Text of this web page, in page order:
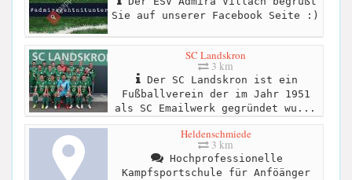
Sie auf unserer Facebook Seite :)
SC Landskron
3 km
Der SC Landskron ist ein
Fußballverein der im Jahr 1951
als SC Emailwerk gegründet wu...
Heldenschmiede
3 km
Hochprofessionelle
Kampfsportschule für Anföänger